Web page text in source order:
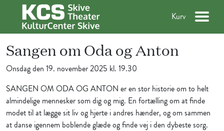
Kurv
Sangen om Oda og Anton
Onsdag den 19. november 2025 kl. 19.30
​SANGEN OM ODA OG ANTON er en stor historie om to helt
almindelige mennesker som dig og mig. En fortælling om at finde
modet til at lægge sit liv og hjerte i andres hænder, og om sammen
at danse igennem boblende glæde og finde vej i den dybeste sorg.